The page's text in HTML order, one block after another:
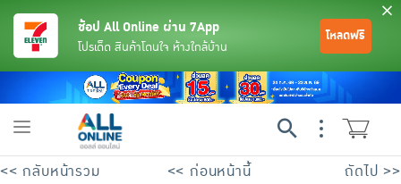
ช้อป All Online ผ่าน 7App
โปรเด็ด สินค้าโดนใจ ห้างใกล้บ้าน
โหลดฟรี
Toggle
<< กลับหน้ารวม << ก่อนหน้านี้ ถัดไป >>